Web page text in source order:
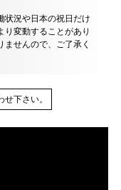
状況や日本の祝日だけ
り変動することがあり
ませんので、ご了承く
せ下さい。